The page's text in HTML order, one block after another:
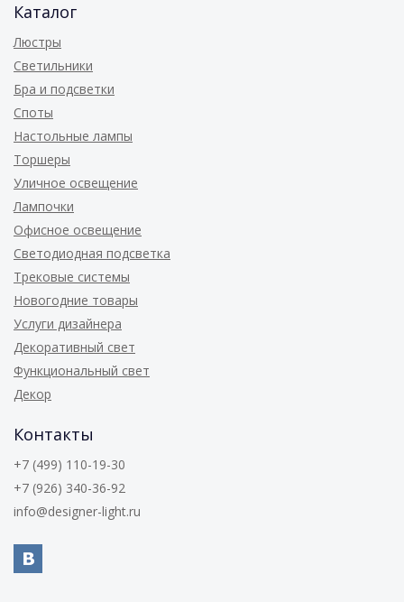
Каталог
Люстры
Светильники
Бра и подсветки
Споты
Настольные лампы
Торшеры
Уличное освещение
Лампочки
Офисное освещение
Светодиодная подсветка
Трековые системы
Новогодние товары
Услуги дизайнера
Декоративный свет
Функциональный свет
Декор
Контакты
+7 (499) 110-19-30
+7 (926) 340-36-92
info@designer-light.ru